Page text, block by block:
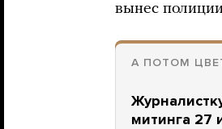
вынес
А ПОТОМ
митинга 27